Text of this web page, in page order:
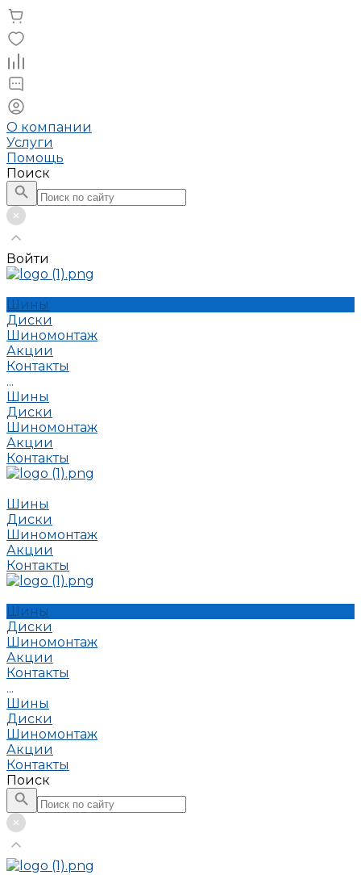
О компании
Услуги
Помощь
Поиск
Войти
Шины
Диски
Шиномонтаж
Акции
Контакты
...
Шины
Диски
Шиномонтаж
Акции
Контакты
Шины
Диски
Шиномонтаж
Акции
Контакты
Шины
Диски
Шиномонтаж
Акции
Контакты
...
Шины
Диски
Шиномонтаж
Акции
Контакты
Поиск